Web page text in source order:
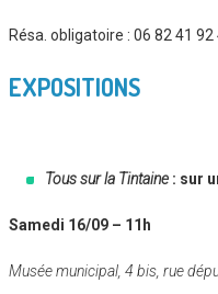
Résa. obligatoire : 06 82 41 92
EXPOSITIONS
Tous sur la Tintaine : sur
Samedi 16/09 – 11h
Musée municipal, 4 bis, rue